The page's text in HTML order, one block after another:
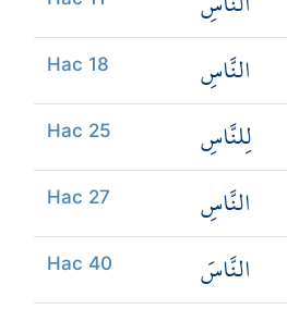
Hac 18 النَّاسِ
Hac 25 لِلنَّاسِ
Hac 27 النَّاسِ
Hac 40 النَّاسَ